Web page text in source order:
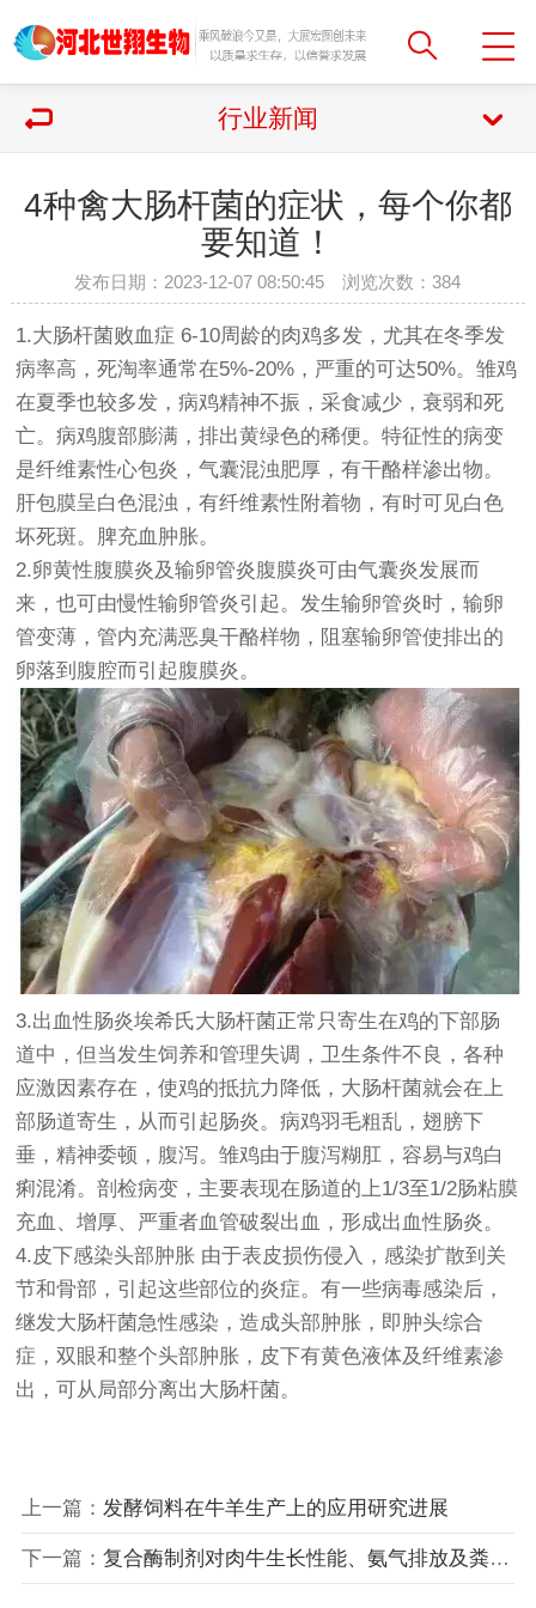
行业新闻
4种禽大肠杆菌的症状，每个你都
要知道！
发布日期：2023-12-07 08:50:45 浏览次数：384
1.大肠杆菌败血症 6-10周龄的肉鸡多发，尤其在冬季发
病率高，死淘率通常在5%-20%，严重的可达50%。雏鸡
在夏季也较多发，病鸡精神不振，采食减少，衰弱和死
亡。病鸡腹部膨满，排出黄绿色的稀便。特征性的病变
是纤维素性心包炎，气囊混浊肥厚，有干酪样渗出物。
肝包膜呈白色混浊，有纤维素性附着物，有时可见白色
坏死斑。脾充血肿胀。
2.卵黄性腹膜炎及输卵管炎腹膜炎可由气囊炎发展而
来，也可由慢性输卵管炎引起。发生输卵管炎时，输卵
管变薄，管内充满恶臭干酪样物，阻塞输卵管使排出的
卵落到腹腔而引起腹膜炎。
3.出血性肠炎埃希氏大肠杆菌正常只寄生在鸡的下部肠
道中，但当发生饲养和管理失调，卫生条件不良，各种
应激因素存在，使鸡的抵抗力降低，大肠杆菌就会在上
部肠道寄生，从而引起肠炎。病鸡羽毛粗乱，翅膀下
垂，精神委顿，腹泻。雏鸡由于腹泻糊肛，容易与鸡白
痢混淆。剖检病变，主要表现在肠道的上1/3至1/2肠粘膜
充血、增厚、严重者血管破裂出血，形成出血性肠炎。
4.皮下感染头部肿胀 由于表皮损伤侵入，感染扩散到关
节和骨部，引起这些部位的炎症。有一些病毒感染后，
继发大肠杆菌急性感染，造成头部肿胀，即肿头综合
症，双眼和整个头部肿胀，皮下有黄色液体及纤维素渗
出，可从局部分离出大肠杆菌。
上一篇： 发酵饲料在牛羊生产上的应用研究进展
下一篇： 复合酶制剂对肉牛生长性能、氨气排放及粪中重金属含量的影响